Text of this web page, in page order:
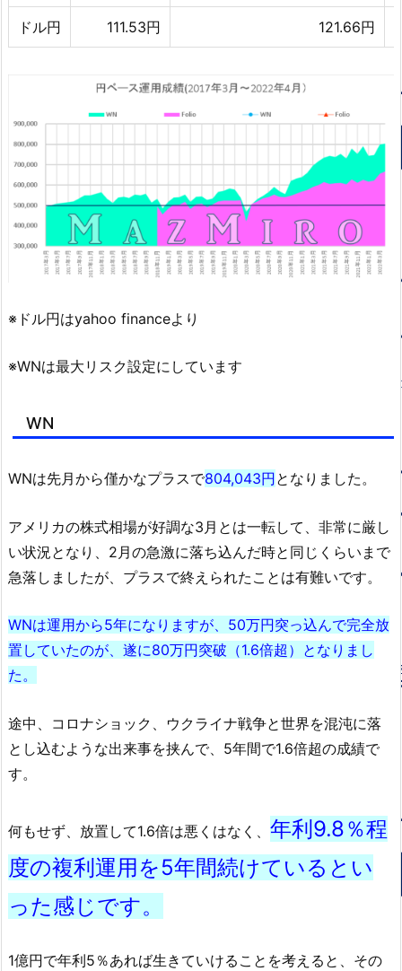
ドル円 111.53円 121.66円
※ドル円はyahoo financeより
※WNは最大リスク設定にしています
WN
WNは先月から僅かなプラスで804,043円となりました。
アメリカの株式相場が好調な3月とは一転して、非常に厳し
い状況となり、2月の急激に落ち込んだ時と同じくらいまで
急落しましたが、プラスで終えられたことは有難いです。
WNは運用から5年になりますが、50万円突っ込んで完全放
置していたのが、遂に80万円突破（1.6倍超）となりまし
た。
途中、コロナショック、ウクライナ戦争と世界を混沌に落
とし込むような出来事を挟んで、5年間で1.6倍超の成績で
す。
何もせず、放置して1.6倍は悪くはなく、 年利9.8％程
度の複利運用を5年間続けているとい
った感じです。
1億円で年利5％あれば生きていけることを考えると、その